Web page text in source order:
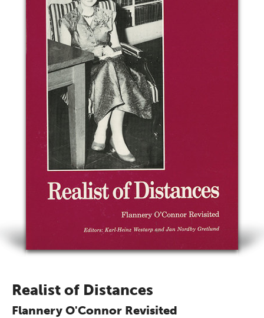
Realist of Distances
Flannery O'Connor Revisited